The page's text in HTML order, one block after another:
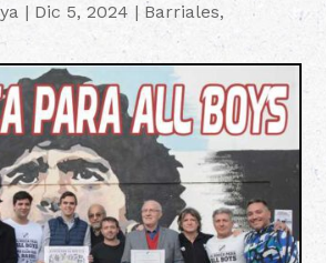
| Dic 5, 2024 | Barriales,